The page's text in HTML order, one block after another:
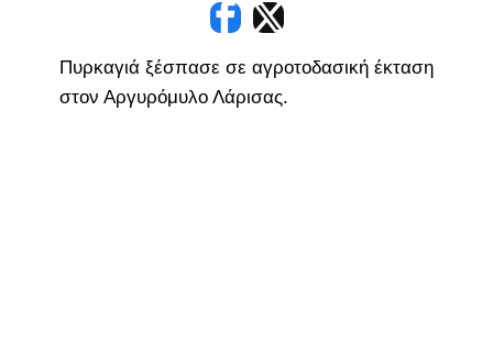
Πυρκαγιά ξέσπασε σε αγροτοδασική έκταση
στον Αργυρόμυλο Λάρισας.